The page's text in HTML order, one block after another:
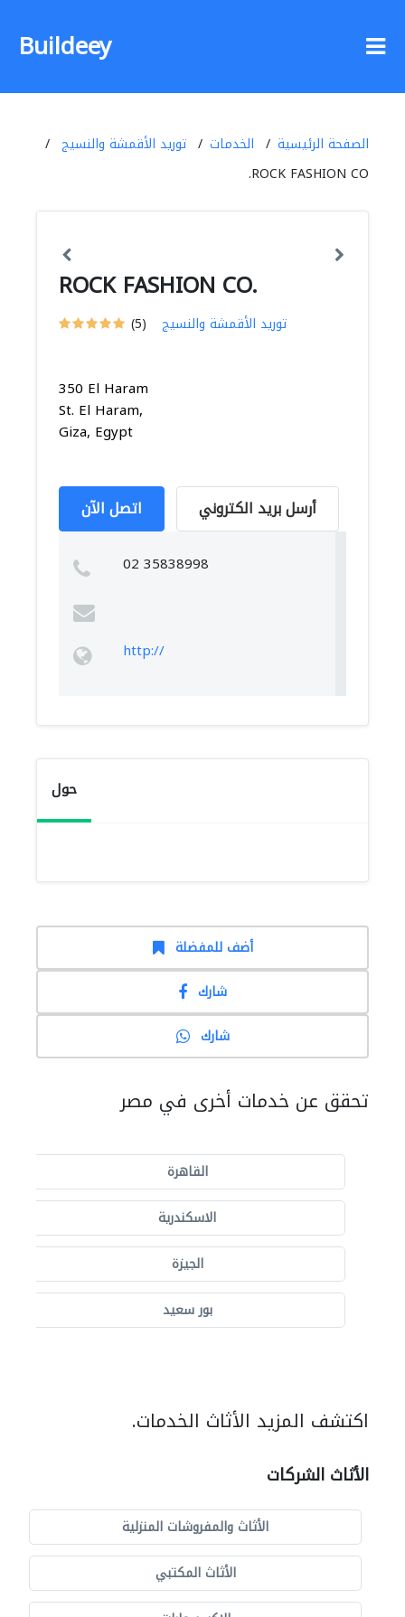
Buildeey
الصفحة الرئيسية الخدمات
توريد الأقمشة والنسيج
ROCK FASHION CO.
ROCK FASHION CO.
(5) توريد الأقمشة والنسيج
350 El Haram
St. El Haram,
Giza, Egypt
اتصل الآن أرسل بريد الكتروني
02 35838998
http://
حول
أضف للمفضلة
شارك
شارك
تحقق عن خدمات أخرى في مصر
القاهرة
الاسكندرية
الجيزة
بور سعيد
اكتشف المزيد الأثاث الخدمات.
الأثاث الشركات
الأثاث والمفروشات المنزلية
الأثاث المكتبي